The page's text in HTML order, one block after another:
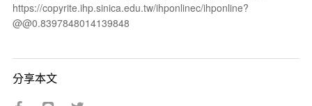
https://copyrite.ihp.sinica.edu.tw/ihponlinec/ihponline?
@@0.8397848014139848
分享本文